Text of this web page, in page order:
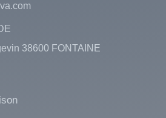
38600 FONTAINE